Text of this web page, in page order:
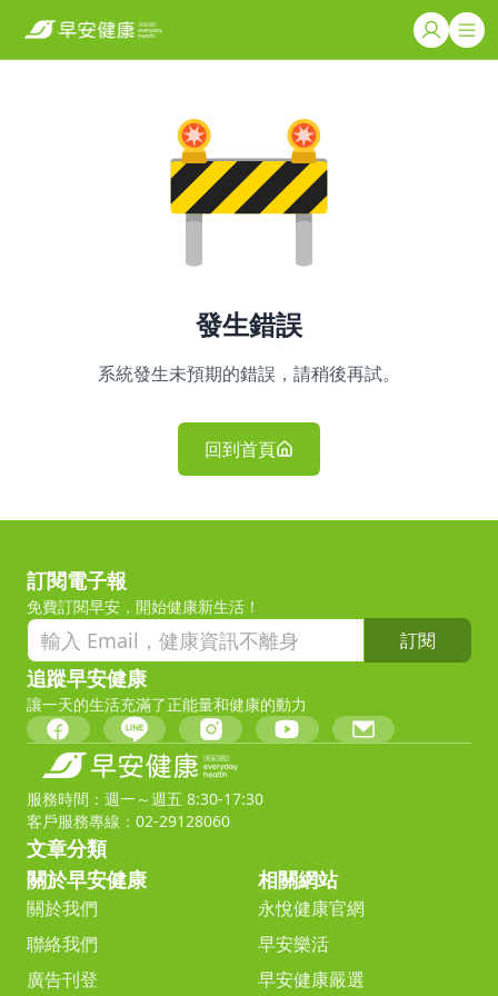
發生錯誤
系統發生未預期的錯誤，請稍後再試。
回到首頁
訂閱電子報
免費訂閱早安，開始健康新生活！
訂閱
追蹤早安健康
讓一天的生活充滿了正能量和健康的動力
服務時間：週一～週五 8:30-17:30
客戶服務專線：02-29128060
文章分類
關於早安健康
關於我們
聯絡我們
廣告刊登
相關網站
永悅健康官網
早安樂活
早安健康嚴選